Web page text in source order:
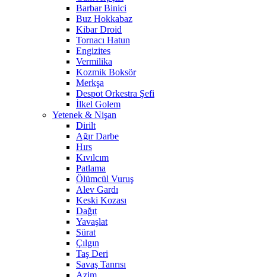
Barbar Binici
Buz Hokkabaz
Kibar Droid
Tornacı Hatun
Engizites
Vermilika
Kozmik Boksör
Merkşa
Despot Orkestra Şefi
İlkel Golem
Yetenek & Nişan
Dirilt
Ağır Darbe
Hırs
Kıvılcım
Patlama
Ölümcül Vuruş
Alev Gardı
Keski Kozası
Dağıt
Yavaşlat
Sürat
Çılgın
Taş Deri
Savaş Tanrısı